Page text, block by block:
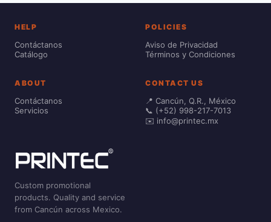
HELP
Contáctanos
Catálogo
POLICIES
Aviso de Privacidad
Términos y Condiciones
ABOUT
Contáctanos
Servicios
CONTACT US
📍 Cancún, Q.R., México
📞 (+52) 998-217-7013
✉️ info@printec.mx
Custom promotional
products. Quality and service
from Cancún across Mexico.